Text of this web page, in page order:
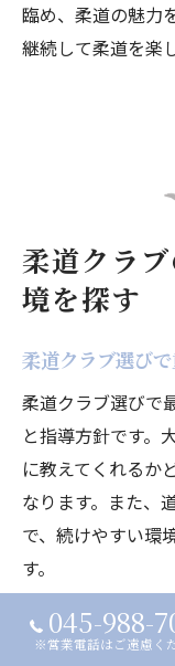
臨め、柔道の魅力
継続して柔道を楽
柔道クラ
境を探す
柔道クラブ選び
柔道クラブ選びで
と指導方針です。
に教えてくれるか
なります。また、
で、続けやすい環
す。
さらに、クラブ
チェックしまし
045-988-
※営業電話はご遠慮く